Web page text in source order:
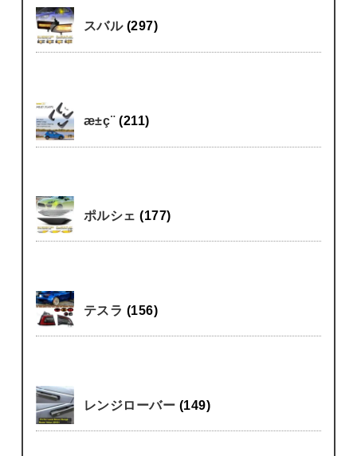
スバル (297)
æ±ç¨(211)
ポルシェ(177)
テスラ (156)
レンジローバー (149)